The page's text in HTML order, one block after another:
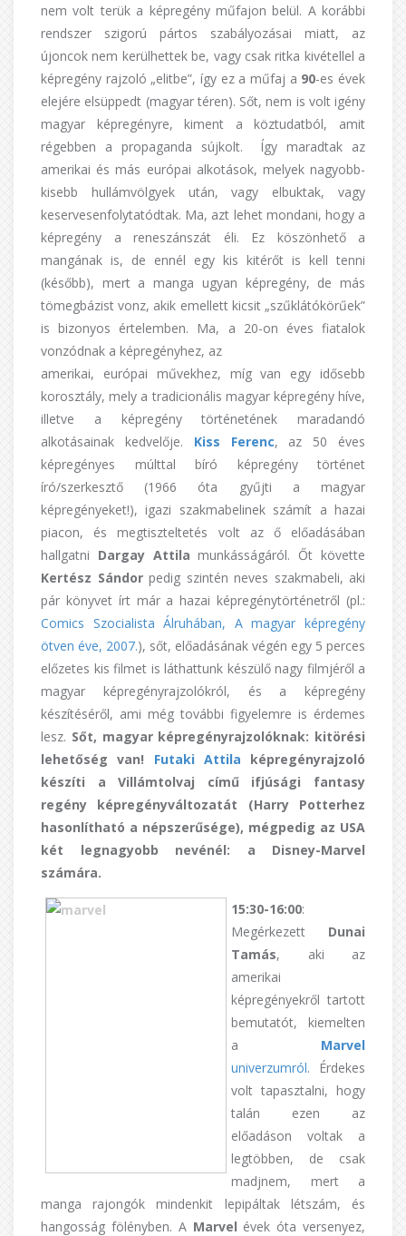
nem volt terük a képregény műfajon belül. A korábbi
rendszer szigorú pártos szabályozásai miatt, az
újoncok nem kerülhettek be, vagy csak ritka kivétellel a
képregény rajzoló „elitbe”, így ez a műfaj a 90-es évek
elejére elsüppedt (magyar téren). Sőt, nem is volt igény
magyar képregényre, kiment a köztudatból, amit
régebben a propaganda sújkolt. Így maradtak az
amerikai és más európai alkotások, melyek nagyobb-
kisebb hullámvölgyek után, vagy elbuktak, vagy
keservesenfolytatódtak. Ma, azt lehet mondani, hogy a
képregény a reneszánszát éli. Ez köszönhető a
mangának is, de ennél egy kis kitérőt is kell tenni
(később), mert a manga ugyan képregény, de más
tömegbázist vonz, akik emellett kicsit „szűklátókörűek”
is bizonyos értelemben. Ma, a 20-on éves fiatalok
vonzódnak a képregényhez, az
amerikai, európai művekhez, míg van egy idősebb
korosztály, mely a tradicionális magyar képregény híve,
illetve a képregény történetének maradandó
alkotásainak kedvelője. Kiss Ferenc, az 50 éves
képregényes múlttal bíró képregény történet
író/szerkesztő (1966 óta gyűjti a magyar
képregényeket!), igazi szakmabelinek számít a hazai
piacon, és megtiszteltetés volt az ő előadásában
hallgatni Dargay Attila munkásságáról. Őt követte
Kertész Sándorpedig szintén neves szakmabeli, aki
pár könyvet írt már a hazai képregénytörténetről (pl.:
Comics Szocialista Álruhában, A magyar képregény
ötven éve, 2007.), sőt, előadásának végén egy 5 perces
előzetes kis filmet is láthattunk készülő nagy filmjéről a
magyar képregényrajzolókról, és a képregény
készítéséről, ami még további figyelemre is érdemes
lesz. Sőt, magyar képregényrajzolóknak: kitörési
lehetőség van! Futaki Attila képregényrajzoló
készíti a Villámtolvaj című ifjúsági fantasy
regény képregényváltozatát (Harry Potterhez
hasonlítható a népszerűsége), mégpedig az USA
két legnagyobb nevénél: a Disney-Marvel
számára.
15:30-16:00:
Megérkezett Dunai
Tamás, aki az
amerikai
képregényekről tartott
bemutatót, kiemelten
a Marvel
univerzumról. Érdekes
volt tapasztalni, hogy
talán ezen az
előadáson voltak a
legtöbben, de csak
madjnem, mert a
manga rajongók mindenkit lepipáltak létszám, és
hangosság fölényben. A Marvel évek óta versenyez,